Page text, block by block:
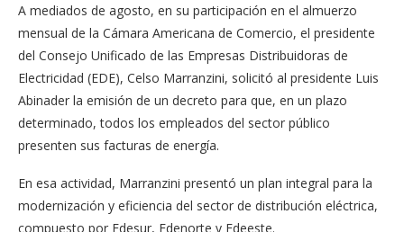
A mediados de agosto, en su participación en el almuerzo
mensual de la Cámara Americana de Comercio, el presidente
del Consejo Unificado de las Empresas Distribuidoras de
Electricidad (EDE), Celso Marranzini, solicitó al presidente Luis
Abinader la emisión de un decreto para que, en un plazo
determinado, todos los empleados del sector público
presenten sus facturas de energía.
En esa actividad, Marranzini presentó un plan integral para la
modernización y eficiencia del sector de distribución eléctrica,
compuesto por Edesur, Edenorte y Edeeste.